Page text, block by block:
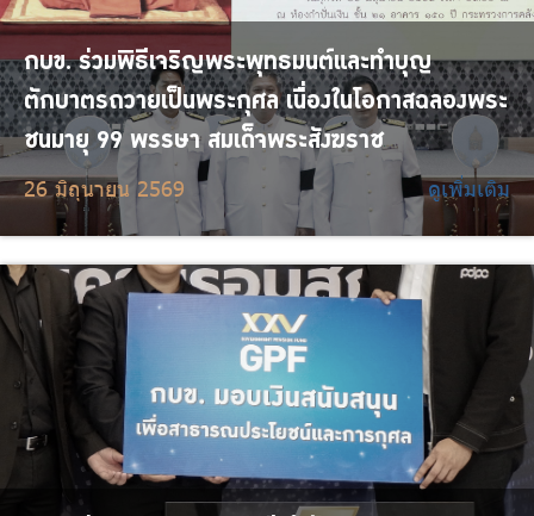
กบข. ร่วมพิธีเจริญพระพุทธมนต์และทำบุญ
ตักบาตรถวายเป็นพระกุศล เนื่องในโอกาสฉลองพระ
ชนมายุ 99 พรรษา สมเด็จพระสังฆราช
26 มิถุนายน 2569 ดูเพิ่มเติม